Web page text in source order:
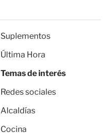
Suplementos
Última Hora
Temas de interés
Redes sociales
Alcaldías
Cocina